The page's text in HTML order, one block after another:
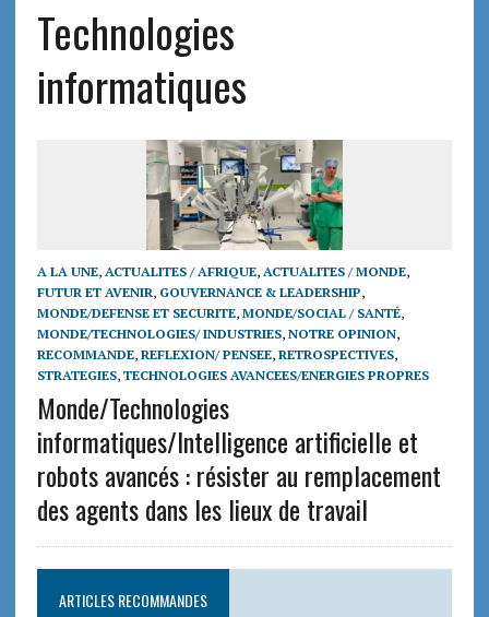
Technologies
informatiques
A LA UNE, ACTUALITES / AFRIQUE, ACTUALITES / MONDE,
FUTUR ET AVENIR, GOUVERNANCE & LEADERSHIP,
MONDE/DEFENSE ET SECURITE, MONDE/SOCIAL / SANTÉ,
MONDE/TECHNOLOGIES/ INDUSTRIES, NOTRE OPINION,
RECOMMANDE, REFLEXION/ PENSEE, RETROSPECTIVES,
STRATEGIES, TECHNOLOGIES AVANCEES/ENERGIES PROPRES
Monde/Technologies
informatiques/Intelligence artificielle et
robots avancés : résister au remplacement
des agents dans les lieux de travail
ARTICLES RECOMMANDES